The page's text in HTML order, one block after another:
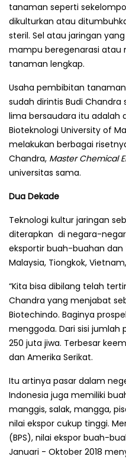
tanaman seperti
dikulturkan atau
steril. Sel atau jaringan
mampu berege­narasi atau
tanaman lengkap.
Usaha pembibitan
sudah dirintis Budi Chandra
lima bersaudara itu adalah
Bioteknologi University of
melakukan berbagai
Chandra, Master Chemical
universitas sama.
Dua Dekade
Teknologi kultur jaringan
diterapkan di negara-
eksportir buah-buahan
Malaysia, Tiongkok,
“Kita bisa dibilang telah
Chandra yang menjabat
Biotechindo. Baginya
menggoda. Dari sisi jumlah
250 juta jiwa. Terbesar
dan Amerika Serikat.
Itu artinya pasar dalam
Indonesia juga memiliki
manggis, salak, mangga,
nilai ekspor cukup tinggi.
(BPS), nilai ekspor buah-
Januari - Oktober 2018